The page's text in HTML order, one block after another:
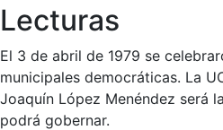
Lecturas
El 3 de abril de 1979 se
municipales democráticas. La
Joaquín López Menéndez será
podrá gobernar.